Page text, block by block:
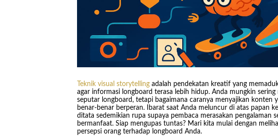
Teknik visual storytellingadalah pendekatan kreatif yang
agar informasi longboard terasa lebih hidup. Anda mungkin sering
seputar longboard, tetapi bagaimana caranya menyajikan konten
benar-benar berperan. Ibarat saat Anda meluncur di atas papan
ditata sedemikian rupa supaya pembaca merasakan pengalaman
bermanfaat. Siap mengupas tuntas? Mari kita mulai dengan
persepsi orang terhadap longboard Anda.